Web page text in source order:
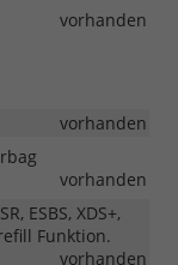
vorhanden
vorhanden
vorhanden
ESBS, XDS+,
Funktion.
vorhanden